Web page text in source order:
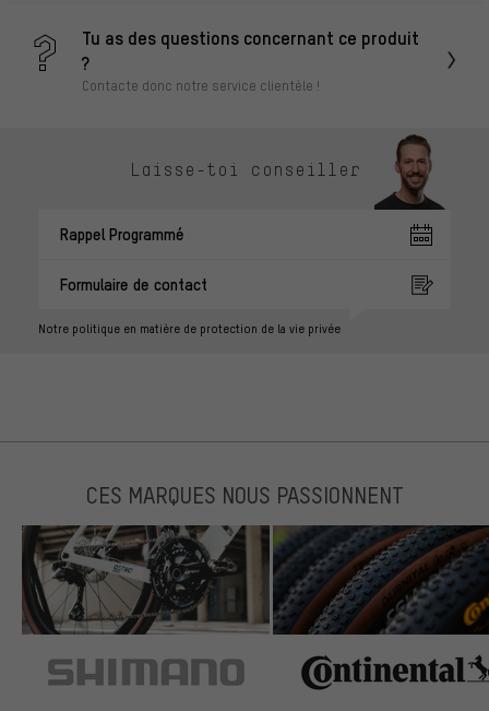
Tu as des questions concernant ce produit
?
Contacte donc notre service clientèle !
Laisse-toi conseiller
Rappel Programmé
Formulaire de contact
Notre politique en matière de protection de la vie privée
CES MARQUES NOUS PASSIONNENT